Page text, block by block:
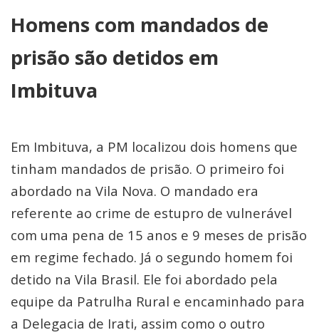
Homens com mandados de
prisão são detidos em
Imbituva
Em Imbituva, a PM localizou dois homens que
tinham mandados de prisão. O primeiro foi
abordado na Vila Nova. O mandado era
referente ao crime de estupro de vulnerável
com uma pena de 15 anos e 9 meses de prisão
em regime fechado. Já o segundo homem foi
detido na Vila Brasil. Ele foi abordado pela
equipe da Patrulha Rural e encaminhado para
a Delegacia de Irati, assim como o outro